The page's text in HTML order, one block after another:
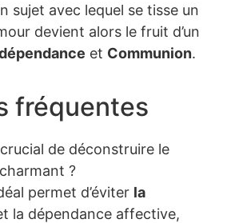
sujet avec lequel se tisse un
devient alors le fruit d’un
et Communion.
fréquentes
de déconstruire le
?
permet d’éviter la
la dépendance affective,